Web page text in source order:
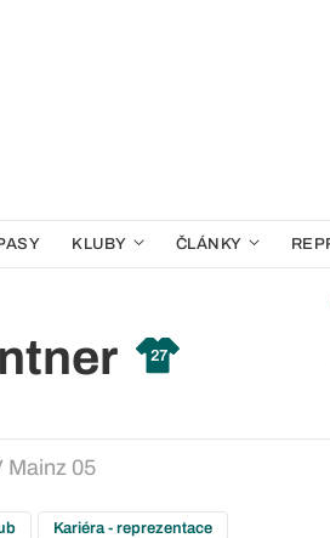
KLUBY ČLÁNKY
27
Mainz 05
Kariéra - reprezentace